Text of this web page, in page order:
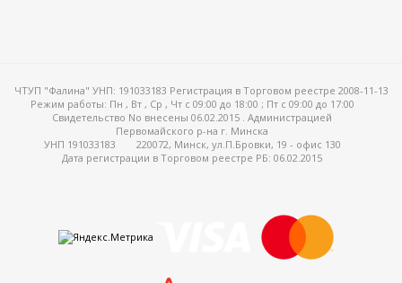
ЧТУП "Фалина" УНП: 191033183 Регистрация в Торговом реестре 2008-11-13
Режим работы: Пн , Вт , Ср , Чт c 09:00 до 18:00 ; Пт c 09:00 до 17:00
Свидетельство No внесены 06.02.2015 . Администрацией
Первомайского р-на г. Минска
УНП 191033183
220072, Минск, ул.П.Бровки, 19 - офис 130
Дата регистрации в Торговом реестре РБ: 06.02.2015